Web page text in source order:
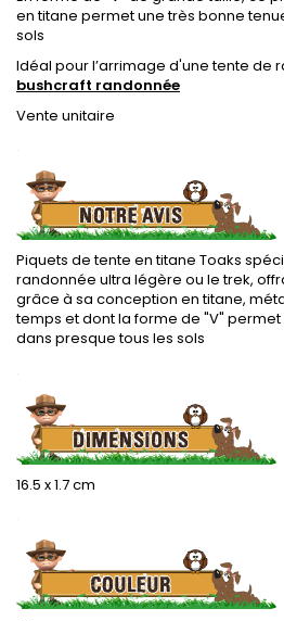
en titane permet une très bonne
sols
Idéal pour l’arrimage d'une tente de
bushcraft randonnée
Vente unitaire
.
Piquets de tente en titane Toaks
randonnée ultra légère ou le trek,
grâce à sa conception en titane,
temps et dont la forme de "V"
dans presque tous les sols
.
16.5 x 1.7 cm
.